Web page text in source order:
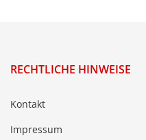
RECHTLICHE HINWEISE
Kontakt
Impressum